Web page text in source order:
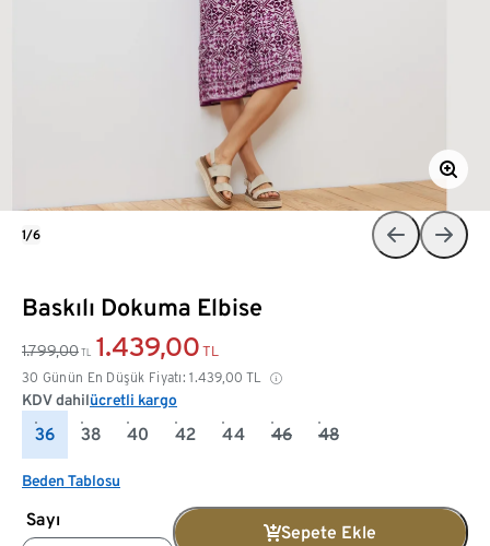
Baskılı Dokuma Elbise
1.799,00 TL 1.439,00 TL
30 Günün En Düşük Fiyatı: 1.439,00 TL
KDV dahilücretli kargo
36 38 40 42 44 46 48
Beden Tablosu
Sayı
Sepete Ekle
1/6